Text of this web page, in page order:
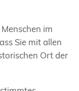
im
Sie mit allen
Ort der